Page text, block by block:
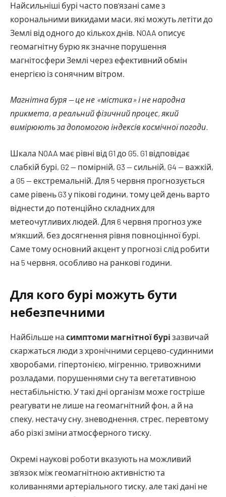
Найсильніші бурі часто пов’язані саме з
корональними викидами маси, які можуть летіти до
Землі від одного до кількох днів. NOAA описує
геомагнітну бурю як значне порушення
магнітосфери Землі через ефективний обмін
енергією із сонячним вітром.
Магнітна буря — це не «містика» і не народна
прикмета, а реальний фізичний процес, який
вимірюють за допомогою індексів космічної погоди.
Шкала NOAA має рівні від G1 до G5. G1 відповідає
слабкій бурі, G2 — помірній, G3 — сильній, G4 — важкій,
а G5 — екстремальній. Для 5 червня прогнозується
саме рівень G3 у пікові години, тому цей день варто
віднести до потенційно складних для
метеочутливих людей. Для 6 червня прогноз уже
м’якший, без досягнення рівня повноцінної бурі.
Саме тому основний акцент у прогнозі слід робити
на 5 червня, особливо на ранкові години.
Для кого бурі можуть бути
небезпечними
Найбільше на симптоми магнітної бурі зазвичай
скаржаться люди з хронічними серцево-судинними
хворобами, гіпертонією, мігренню, тривожними
розладами, порушеннями сну та вегетативною
нестабільністю. У такі дні організм може гостріше
реагувати не лише на геомагнітний фон, а й на
спеку, нестачу сну, зневоднення, стрес, перевтому
або різкі зміни атмосферного тиску.
Окремі наукові роботи вказують на можливий
зв’язок між геомагнітною активністю та
коливаннями артеріального тиску, але такі дані не